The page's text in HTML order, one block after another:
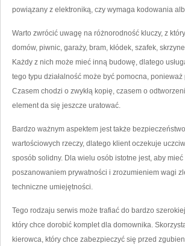
powiązany z elektroniką, czy wymaga kodowania
Warto zwrócić uwagę na różnorodność kluczy, z
domów, piwnic, garaży, bram, kłódek, szafek,
Każdy z nich może mieć inną budowę, dlatego
tego typu działalność może być pomocna,
Czasem chodzi o zwykłą kopię, czasem o
element da się jeszcze uratować.
Bardzo ważnym aspektem jest także
wartościowych rzeczy, dlatego klient oczekuje
sposób solidny. Dla wielu osób istotne jest, aby
poszanowaniem prywatności i zrozumieniem wagi
techniczne umiejętności.
Tego rodzaju serwis może trafiać do bardzo
który chce dorobić komplet dla domownika.
kierowca, który chce zabezpieczyć się przed